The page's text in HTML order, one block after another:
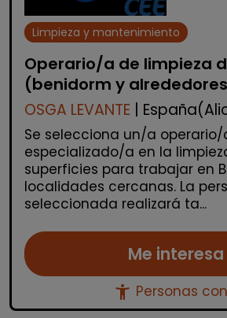
Limpieza y mantenimiento
Operario/a de limpieza
(benidorm y
OSGA LEVANTE |
Se selecciona un/a
especializado/a en la
superficies para trabajar en
localidades cercanas. La
seleccionada realizará ta...
Me interesa
accessibility_new Personas